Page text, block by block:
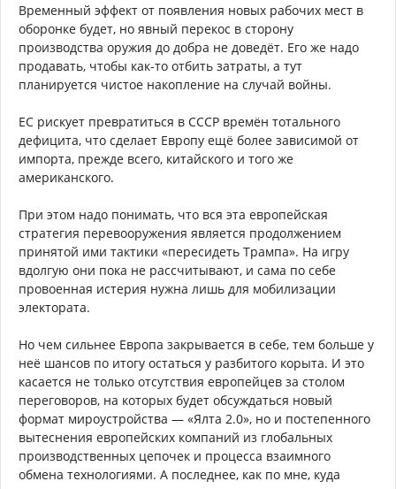
Временный эффект от появления новых рабочих мест в
оборонке будет, но явный перекос в сторону
производства оружия до добра не доведёт. Его же надо
продавать, чтобы как-то отбить затраты, а тут
планируется чистое накопление на случай войны.
ЕС рискует превратиться в СССР времён тотального
дефицита, что сделает Европу ещё более зависимой от
импорта, прежде всего, китайского и того же
американского.
При этом надо понимать, что вся эта европейская
стратегия перевооружения является продолжением
принятой ими тактики «пересидеть Трампа». На игру
вдолгую они пока не рассчитывают, и сама по себе
провоенная истерия нужна лишь для мобилизации
электората.
Но чем сильнее Европа закрывается в себе, тем больше у
неё шансов по итогу остаться у разбитого корыта. И это
касается не только отсутствия европейцев за столом
переговоров, на которых будет обсуждаться новый
формат мироустройства — «Ялта 2.0», но и постепенного
вытеснения европейских компаний из глобальных
производственных цепочек и процесса взаимного
обмена технологиями. А последнее, как по мне, куда